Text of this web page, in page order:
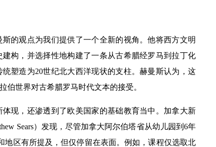
观点为我们提供了一个全新的视角。他将西方文明
构，并选择性地构建了一条从古希腊经罗马到拉丁化
塑造为20世纪北大西洋现状的支柱。赫曼斯认为，这
伯世界对古希腊罗马时代文本的接受。
，还渗透到了欧美国家的基础教育当中。加拿大新
Sears）发现，尽管加拿大阿尔伯塔省从幼儿园到6年
区有所提及，但仅停留在表面。例如，课程仅选取北